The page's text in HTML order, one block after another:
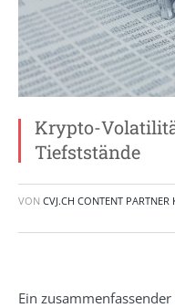
Krypto-
Tiefststände
VON CVJ.CH CONTENT PARTNER
Ein